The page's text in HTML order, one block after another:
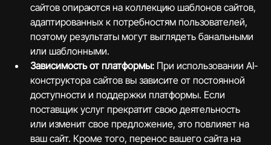
сайтов опираются на коллекцию шаблонов сайтов,
адаптированных к потребностям пользователей,
поэтому результаты могут выглядеть банальными
или шаблонными.
Зависимость от платформы: При использовании AI-
конструктора сайтов вы зависите от постоянной
доступности и поддержки платформы. Если
поставщик услуг прекратит свою деятельность
или изменит свое предложение, это повлияет на
ваш сайт. Кроме того, перенос вашего сайта на